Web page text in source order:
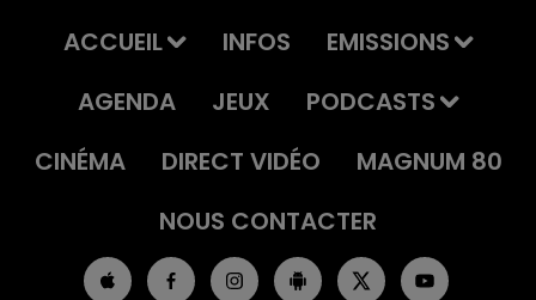
ACCUEIL INFOS
EMISSIONS
AGENDA
JEUX
PODCASTS
CINÉMA
DIRECT VIDÉO
MAGNUM 80
NOUS CONTACTER